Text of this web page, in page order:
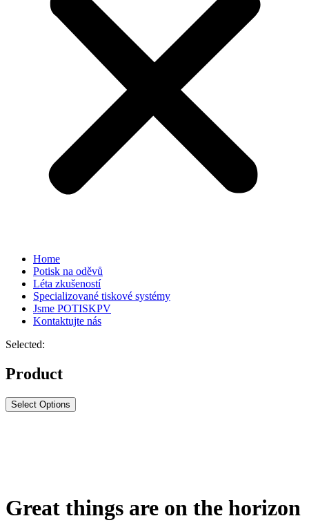
Home
Potisk na oděvů
Léta zkušeností
Specializované tiskové systémy
Jsme POTISKPV
Kontaktujte nás
Selected:
Product
Select Options
Great things are on the horizon